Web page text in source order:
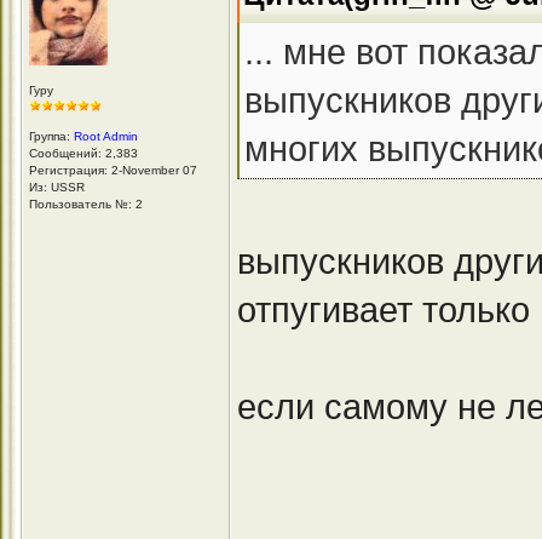
Гуру
Группа: Root Admin
Сообщений: 2,383
Регистрация: 2-November 07
Из: USSR
Пользователь №: 2
... мне вот
выпускников
многих
выпускников
отпугивает
если самому не